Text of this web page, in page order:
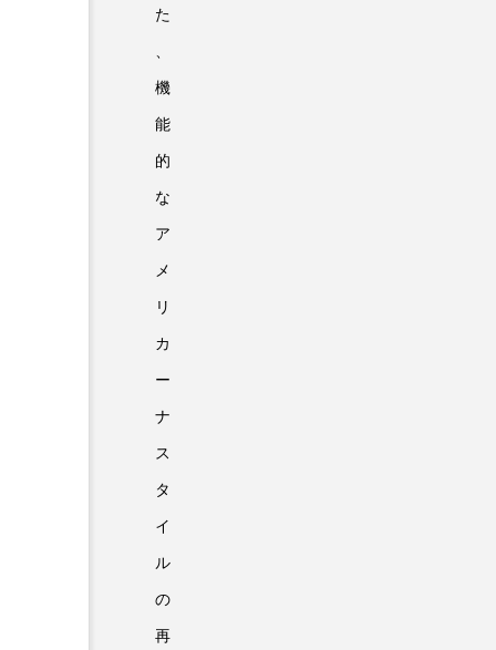
た
機
能
的
な
ア
メ
リ
カ
ー
ナ
ス
タ
イ
ル
の
再